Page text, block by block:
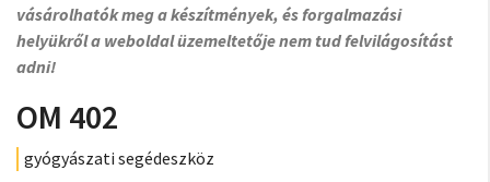
vásárolhatók meg a készítmények, és forgalmazási
helyükről a weboldal üzemeltetője nem tud felvilágosítást
adni!
OM 402
gyógyászati segédeszköz